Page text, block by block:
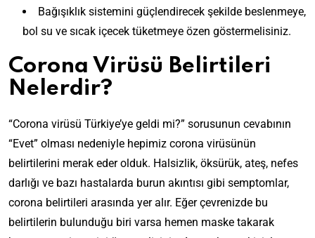
Bağışıklık sistemini güçlendirecek şekilde beslenmeye,
bol su ve sıcak içecek tüketmeye özen göstermelisiniz.
Corona Virüsü Belirtileri
Nelerdir?
“Corona virüsü Türkiye’ye geldi mi?” sorusunun cevabının
“Evet” olması nedeniyle hepimiz corona virüsünün
belirtilerini merak eder olduk. Halsizlik, öksürük, ateş, nefes
darlığı ve bazı hastalarda burun akıntısı gibi semptomlar,
corona belirtileri arasında yer alır. Eğer çevrenizde bu
belirtilerin bulunduğu biri varsa hemen maske takarak